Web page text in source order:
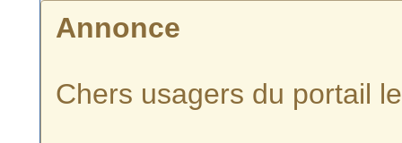
Annonce
Chers usagers du portail